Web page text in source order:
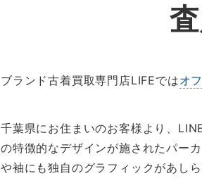
ブランド古着買取専門店LIFEではオ
千葉県にお住まいのお客様より、
の特徴的なデザインが施されたパー
や袖にも独自のグラフィックがあし